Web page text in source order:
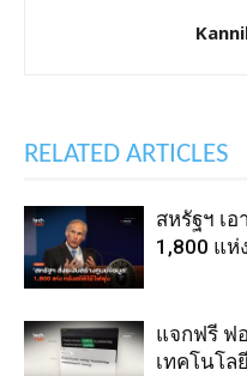
RELATED ARTICLES
สหรัฐฯ เ
1,800 แห่
แจกฟรี ฟ
เทคโนโล